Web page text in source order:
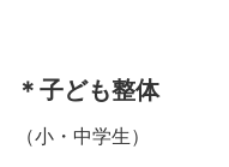
＊子ども整体
（小・中学生）